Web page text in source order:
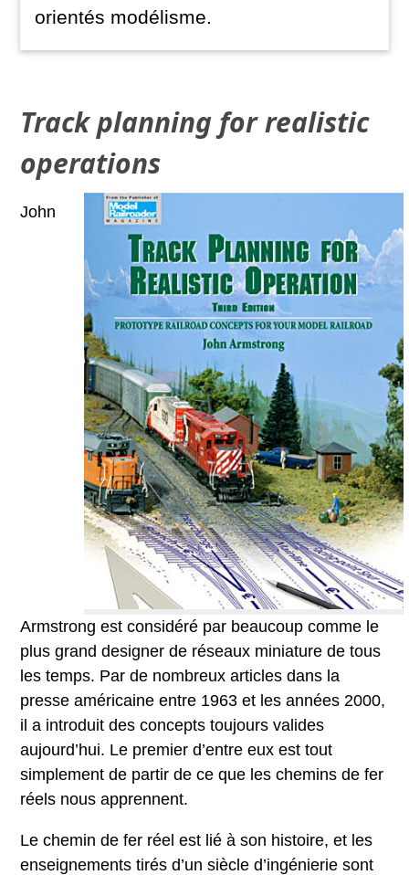
orientés modélisme.
Track planning for realistic
operations
John
Armstrong est considéré par beaucoup comme le
plus grand designer de réseaux miniature de tous
les temps. Par de nombreux articles dans la
presse américaine entre 1963 et les années 2000,
il a introduit des concepts toujours valides
aujourd’hui. Le premier d’entre eux est tout
simplement de partir de ce que les chemins de fer
réels nous apprennent.
Le chemin de fer réel est lié à son histoire, et les
enseignements tirés d’un siècle d’ingénierie sont